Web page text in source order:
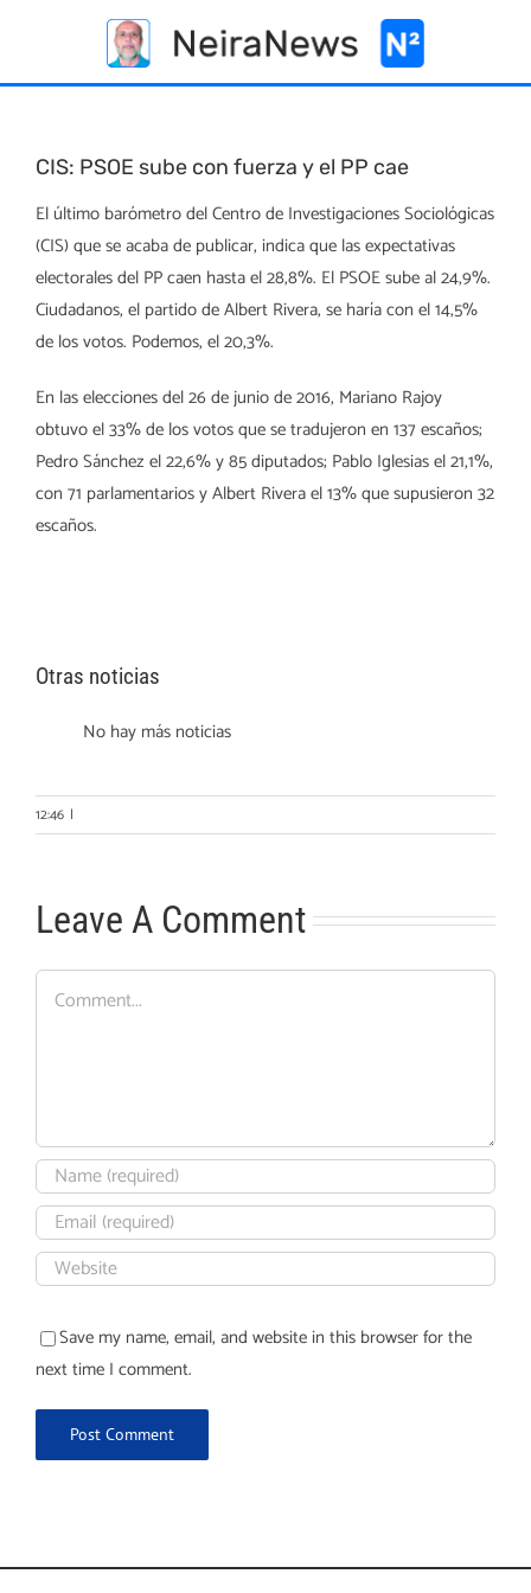
content
CIS: PSOE sube con fuerza y el PP cae
El último barómetro del Centro de Investigaciones Sociológicas
(CIS) que se acaba de publicar, indica que las expectativas
electorales del PP caen hasta el 28,8%. El PSOE sube al 24,9%.
Ciudadanos, el partido de Albert Rivera, se haría con el 14,5%
de los votos. Podemos, el 20,3%.
En las elecciones del 26 de junio de 2016, Mariano Rajoy
obtuvo el 33% de los votos que se tradujeron en 137 escaños;
Pedro Sánchez el 22,6% y 85 diputados; Pablo Iglesias el 21,1%,
con 71 parlamentarios y Albert Rivera el 13% que supusieron 32
escaños.
Otras noticias
No hay más noticias
12:46 |
Leave A Comment
Comment
Save my name, email, and website in this browser for the
next time I comment.